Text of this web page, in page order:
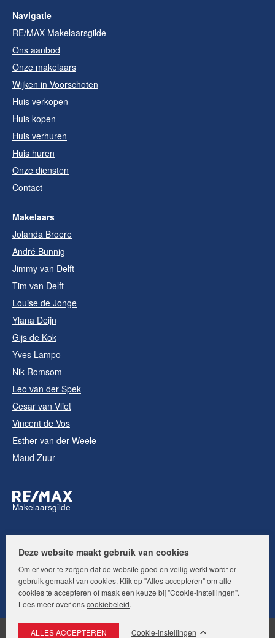
Navigatie
RE/MAX Makelaarsgilde
Ons aanbod
Onze makelaars
Wijken in Voorschoten
Huis verkopen
Huis kopen
Huis verhuren
Huis huren
Onze diensten
Contact
Makelaars
Jolanda Broere
André Bunnig
Jimmy van Delft
Tim van Delft
Louise de Jonge
Ylana Deijn
Gijs de Kok
Yves Lampo
Nik Romsom
Leo van der Spek
Cesar van Vliet
Vincent de Vos
Esther van der Weele
Maud Zuur
Makelaarsgilde
© RE/MAX Makelaarsgilde. Alle rechten voorbehouden.Disclaimer
Deze website maakt gebruik van cookies
Om er voor te zorgen dat de website goed en veilig werkt wordt er
gebruik gemaakt van cookies. Klik op "Alles accepteren" om alle
cookies te accepteren of maak een keuze bij "Cookie-instellingen".
Lees meer over onscookiebeleid.
Cookie-instellingen